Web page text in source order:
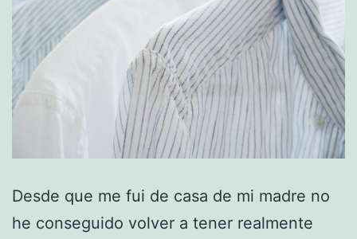
Desde que me fui de casa de mi madre no
he conseguido volver a tener realmente